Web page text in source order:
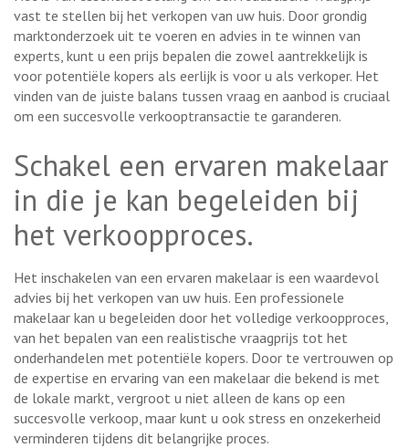
vast te stellen bij het verkopen van uw huis. Door grondig
marktonderzoek uit te voeren en advies in te winnen van
experts, kunt u een prijs bepalen die zowel aantrekkelijk is
voor potentiële kopers als eerlijk is voor u als verkoper. Het
vinden van de juiste balans tussen vraag en aanbod is cruciaal
om een succesvolle verkooptransactie te garanderen.
Schakel een ervaren makelaar
in die je kan begeleiden bij
het verkoopproces.
Het inschakelen van een ervaren makelaar is een waardevol
advies bij het verkopen van uw huis. Een professionele
makelaar kan u begeleiden door het volledige verkoopproces,
van het bepalen van een realistische vraagprijs tot het
onderhandelen met potentiële kopers. Door te vertrouwen op
de expertise en ervaring van een makelaar die bekend is met
de lokale markt, vergroot u niet alleen de kans op een
succesvolle verkoop, maar kunt u ook stress en onzekerheid
verminderen tijdens dit belangrijke proces.